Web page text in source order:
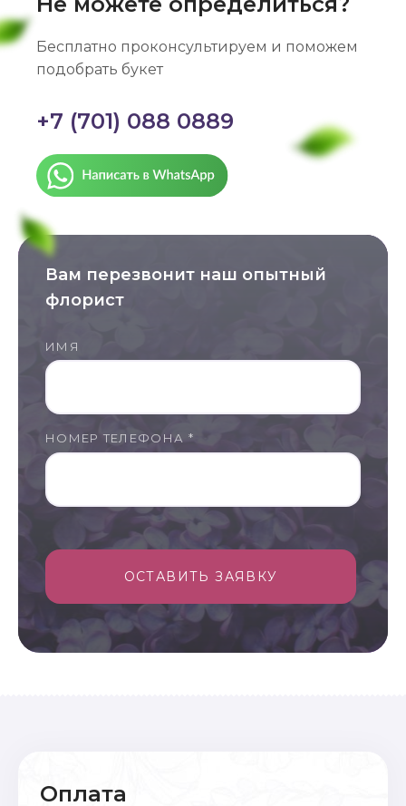
Бесплатно проконсультируем и поможем
подобрать букет
+7 (701) 088 0889
Вам перезвонит наш опытный
флорист
ИМЯ
НОМЕР ТЕЛЕФОНА *
ОСТАВИТЬ ЗАЯВКУ
Оплата